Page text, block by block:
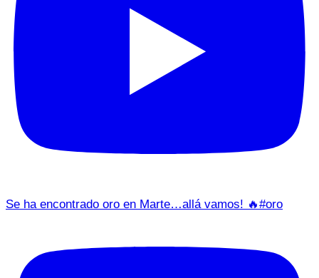
Se ha encontrado oro en Marte…allá vamos! 🔥#oro